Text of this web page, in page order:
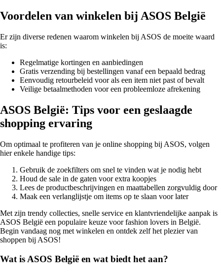
Voordelen van winkelen bij ASOS België
Er zijn diverse redenen waarom winkelen bij ASOS de moeite waard
is:
Regelmatige kortingen en aanbiedingen
Gratis verzending bij bestellingen vanaf een bepaald bedrag
Eenvoudig retourbeleid voor als een item niet past of bevalt
Veilige betaalmethoden voor een probleemloze afrekening
ASOS België: Tips voor een geslaagde
shopping ervaring
Om optimaal te profiteren van je online shopping bij ASOS, volgen
hier enkele handige tips:
Gebruik de zoekfilters om snel te vinden wat je nodig hebt
Houd de sale in de gaten voor extra koopjes
Lees de productbeschrijvingen en maattabellen zorgvuldig door
Maak een verlanglijstje om items op te slaan voor later
Met zijn trendy collecties, snelle service en klantvriendelijke aanpak is
ASOS België een populaire keuze voor fashion lovers in België.
Begin vandaag nog met winkelen en ontdek zelf het plezier van
shoppen bij ASOS!
Wat is ASOS België en wat biedt het aan?